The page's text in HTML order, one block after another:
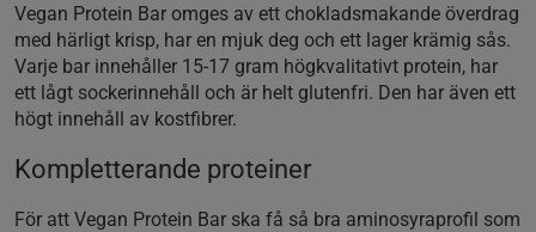
Vegan Protein Bar omges av ett chokladsmakande överdrag
med härligt krisp, har en mjuk deg och ett lager krämig sås.
Varje bar innehåller 15-17 gram högkvalitativt protein, har
ett lågt sockerinnehåll och är helt glutenfri. Den har även ett
högt innehåll av kostfibrer.
Kompletterande proteiner
För att Vegan Protein Bar ska få så bra aminosyraprofil som